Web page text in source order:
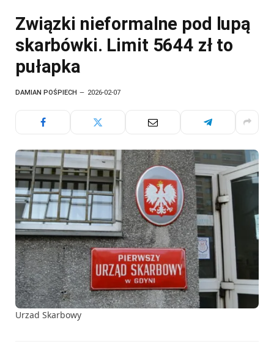
Związki nieformalne pod lupą
skarbówki. Limit 5644 zł to
pułapka
DAMIAN POŚPIECH 2026-02-07
Urzad Skarbowy